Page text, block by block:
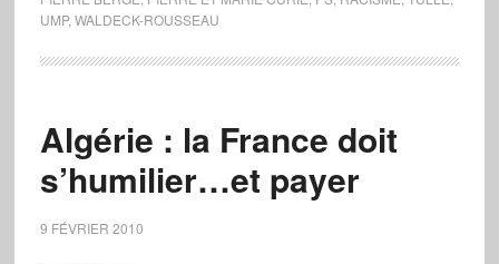
UMP, WALDECK-ROUSSEAU
Algérie : la France doit
s’humilier…et payer
9 FÉVRIER 2010